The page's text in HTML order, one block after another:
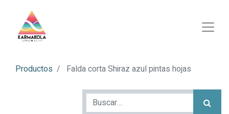
Productos Falda corta Shiraz azul pintas hojas